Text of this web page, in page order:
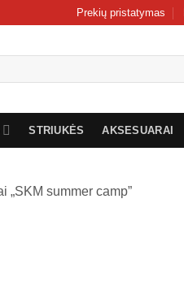
Prekių pristatymas
STRIUKĖS AKSESUARAI